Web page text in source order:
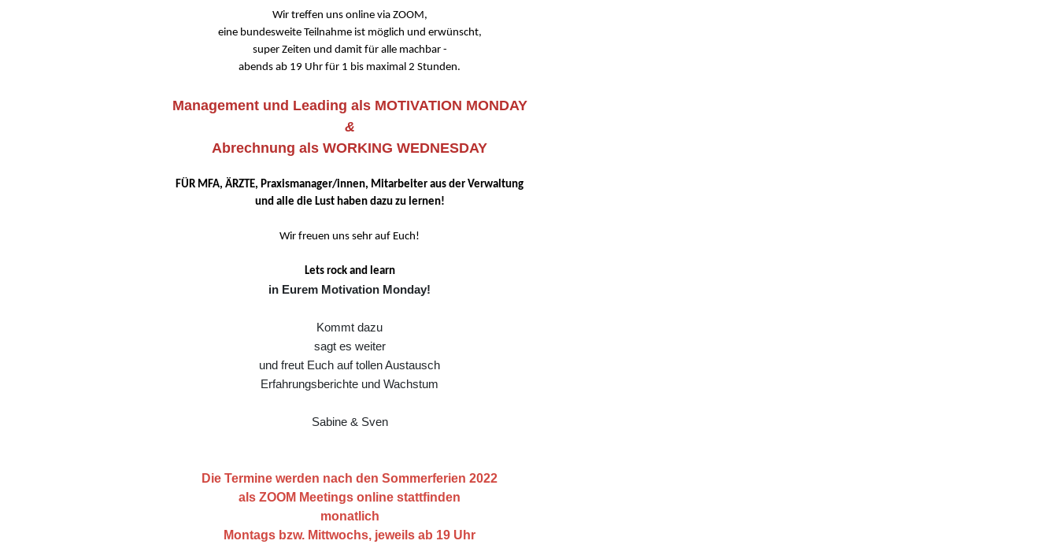
Wir treffen uns online via ZOOM,
eine bundesweite Teilnahme ist möglich und erwünscht,
super Zeiten und damit für alle machbar -
abends ab 19 Uhr für 1 bis maximal 2 Stunden.
Management und Leading als MOTIVATION MONDAY
&
Abrechnung als WORKING WEDNESDAY
FÜR MFA, ÄRZTE, Praxismanager/innen, Mitarbeiter aus der Verwaltung
und alle die Lust haben dazu zu lernen!
Wir freuen uns sehr auf Euch!
Lets rock and learn
in Eurem Motivation Monday!
Kommt dazu
sagt es weiter
und freut Euch auf tollen Austausch
Erfahrungsberichte und Wachstum
Sabine & Sven
Die Termine werden nach den Sommerferien 2022
als ZOOM Meetings online stattfinden
monatlich
Montags bzw. Mittwochs, jeweils ab 19 Uhr